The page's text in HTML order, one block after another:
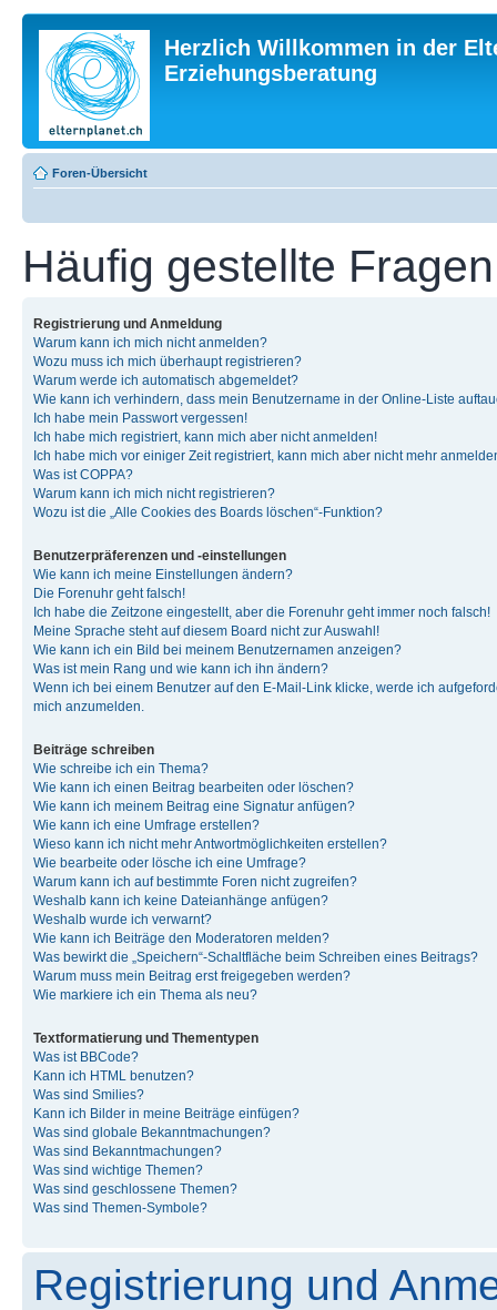
Herzlich Willkommen in der
Erziehungsberatung
Foren-Übersicht
Häufig gestellte Fragen
Registrierung und Anmeldung
Warum kann ich mich nicht anmelden?
Wozu muss ich mich überhaupt registrieren?
Warum werde ich automatisch abgemeldet?
Wie kann ich verhindern, dass mein Benutzername in der Online-Liste
Ich habe mein Passwort vergessen!
Ich habe mich registriert, kann mich aber nicht anmelden!
Ich habe mich vor einiger Zeit registriert, kann mich aber nicht mehr
Was ist COPPA?
Warum kann ich mich nicht registrieren?
Wozu ist die „Alle Cookies des Boards löschen“-Funktion?
Benutzerpräferenzen und -einstellungen
Wie kann ich meine Einstellungen ändern?
Die Forenuhr geht falsch!
Ich habe die Zeitzone eingestellt, aber die Forenuhr geht immer noch falsch!
Meine Sprache steht auf diesem Board nicht zur Auswahl!
Wie kann ich ein Bild bei meinem Benutzernamen anzeigen?
Was ist mein Rang und wie kann ich ihn ändern?
Wenn ich bei einem Benutzer auf den E-Mail-Link klicke, werde ich
mich anzumelden.
Beiträge schreiben
Wie schreibe ich ein Thema?
Wie kann ich einen Beitrag bearbeiten oder löschen?
Wie kann ich meinem Beitrag eine Signatur anfügen?
Wie kann ich eine Umfrage erstellen?
Wieso kann ich nicht mehr Antwortmöglichkeiten erstellen?
Wie bearbeite oder lösche ich eine Umfrage?
Warum kann ich auf bestimmte Foren nicht zugreifen?
Weshalb kann ich keine Dateianhänge anfügen?
Weshalb wurde ich verwarnt?
Wie kann ich Beiträge den Moderatoren melden?
Was bewirkt die „Speichern“-Schaltfläche beim Schreiben eines Beitrags?
Warum muss mein Beitrag erst freigegeben werden?
Wie markiere ich ein Thema als neu?
Textformatierung und Thementypen
Was ist BBCode?
Kann ich HTML benutzen?
Was sind Smilies?
Kann ich Bilder in meine Beiträge einfügen?
Was sind globale Bekanntmachungen?
Was sind Bekanntmachungen?
Was sind wichtige Themen?
Was sind geschlossene Themen?
Was sind Themen-Symbole?
Registrierung und